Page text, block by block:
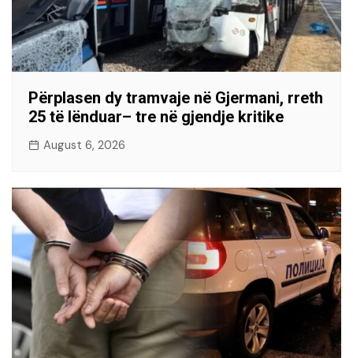
Përplasen dy tramvaje në Gjermani, rreth
25 të lënduar– tre në gjendje kritike
August 6, 2026